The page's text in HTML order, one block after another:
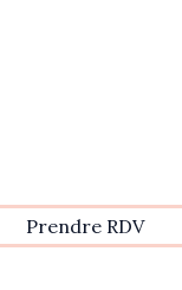
Prendre RDV